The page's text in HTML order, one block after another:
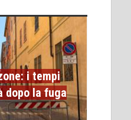
i tempi
la fuga